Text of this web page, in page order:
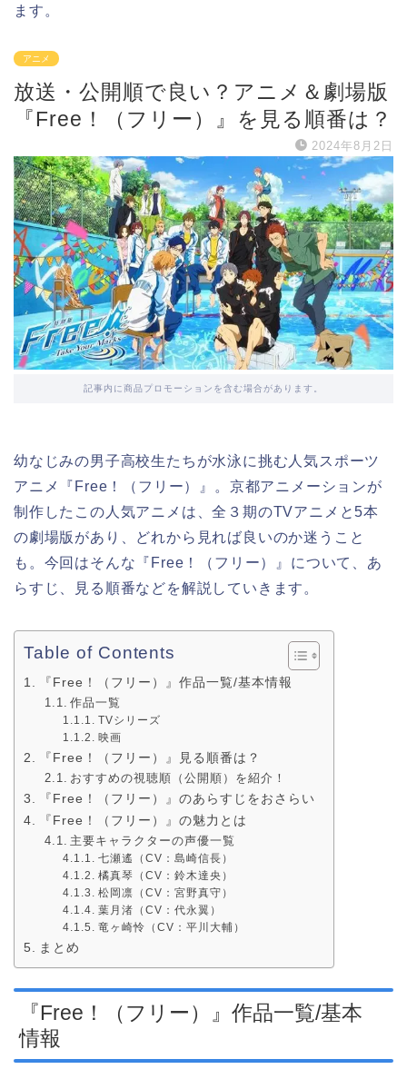
ます。
アニメ
放送・公開順で良い？アニメ＆劇場版
『Free！（フリー）』を見る順番は？
2024年8月2日
記事内に商品プロモーションを含む場合があります。
幼なじみの男子高校生たちが水泳に挑む人気スポーツ
アニメ『Free！（フリー）』。京都アニメーションが
制作したこの人気アニメは、全３期のTVアニメと5本
の劇場版があり、どれから見れば良いのか迷うこと
も。今回はそんな『Free！（フリー）』について、あ
らすじ、見る順番などを解説していきます。
Table of Contents
『Free！（フリー）』作品一覧/基本情報
作品一覧
TVシリーズ
映画
『Free！（フリー）』見る順番は？
おすすめの視聴順（公開順）を紹介！
『Free！（フリー）』のあらすじをおさらい
『Free！（フリー）』の魅力とは
主要キャラクターの声優一覧
七瀬遙（CV：島崎信長）
橘真琴（CV：鈴木達央）
松岡凛（CV：宮野真守）
葉月渚（CV：代永翼）
竜ヶ崎怜（CV：平川大輔）
まとめ
『Free！（フリー）』作品一覧/基本
情報